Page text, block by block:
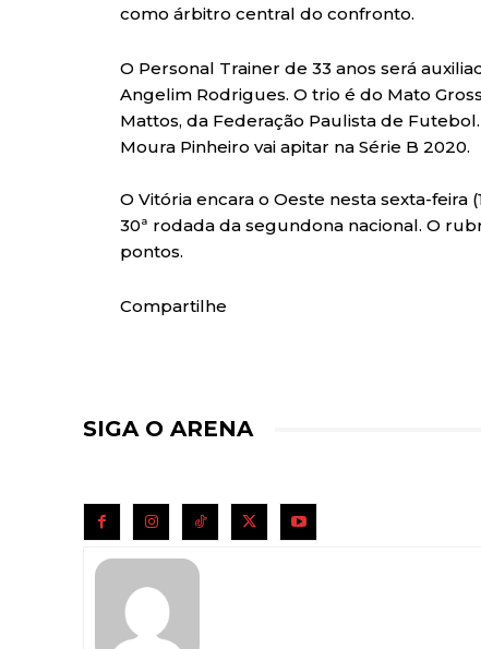
como árbitro central do confronto.
O Personal Trainer de 33 anos será
Angelim Rodrigues. O trio é do Mato
Mattos, da Federação Paulista de
Moura Pinheiro vai apitar na Série B 2020.
O Vitória encara o Oeste nesta sexta-feira
30ª rodada da segundona nacional. O
pontos.
Compartilhe
SIGA O ARENA